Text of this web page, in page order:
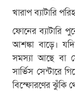
খারাপ ব্যাটারি
ফোনের ব্যাটারি
আশঙ্কা বাড়ে।
সমস্যা আছে বা
সার্ভিস সেন্টারে
বিস্ফোরণের ঝুঁকি